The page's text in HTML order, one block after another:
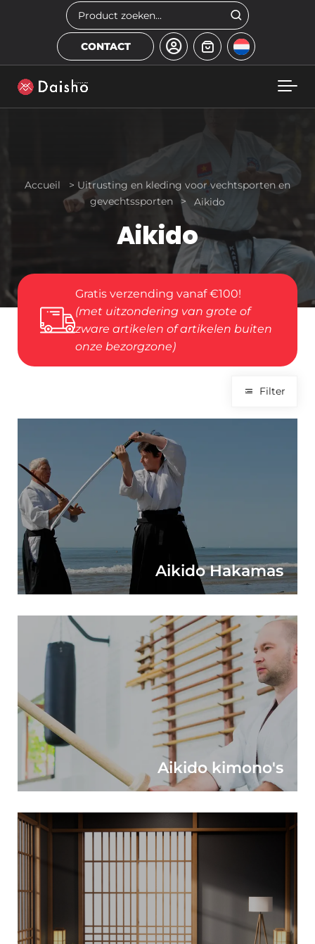
Skip to main content Zoeken
CONTACT
Aikido
Accueil > Uitrusting en kleding voor vechtsporten en
gevechtssporten
> Aikido
Gratis verzending vanaf €100!
(met uitzondering van grote of
zware artikelen of artikelen buiten
onze bezorgzone)
Filter
Aikido Hakamas
Aikido kimono's